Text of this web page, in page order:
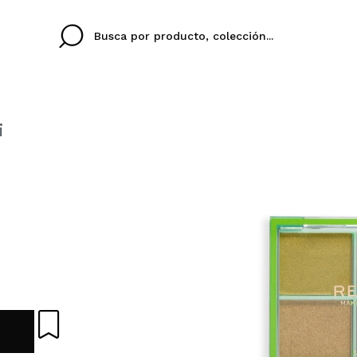
Al crear una cuenta
rápidamente, revisar
IDIOMA ESPAÑOL ENGLISH
colori